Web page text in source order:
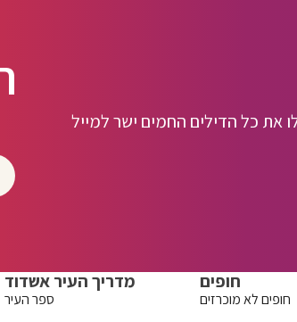
מדריך העיר אשדוד
ספר העיר
חופים
חופים לא מוכרזים